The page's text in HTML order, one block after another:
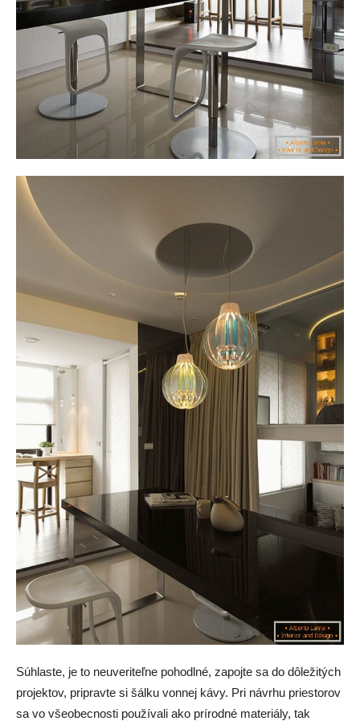
Súhlaste, je to neuveriteľne pohodlné, zapojte sa do dôležitých
projektov, pripravte si šálku vonnej kávy. Pri návrhu priestorov
sa vo všeobecnosti používali ako prírodné materiály, tak